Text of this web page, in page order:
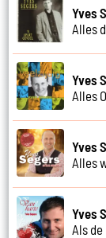
Yves
Alles
Yves
Alles
Yves
Alles
Yves
Als